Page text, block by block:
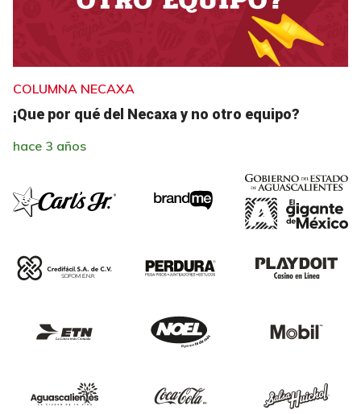
COLUMNA NECAXA
¡Que por qué del Necaxa y no otro equipo?
hace 3 años